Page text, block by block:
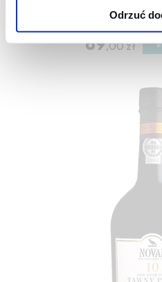
Odrzuć
Kopke White & Dry. Białe
stylu
89,00 zł